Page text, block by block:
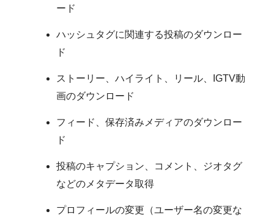
ード
ハッシュタグに関連する投稿のダウンロー
ド
ストーリー、ハイライト、リール、IGTV動
画のダウンロード
フィード、保存済みメディアのダウンロー
ド
投稿のキャプション、コメント、ジオタグ
などのメタデータ取得
プロフィールの変更（ユーザー名の変更な